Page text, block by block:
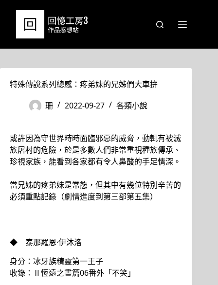
特殊傳說系列總感：疼弟妹的兄姊們大車拚
珊
2022-09-27 各類小說
或許因為守世界時時面臨邪惡的威脅，動輒有被滅
族屠村的危險，於是多數人們非常重視種族傳承、
珍視家族，能看到各家都有令人鼻酸的手足情深。
當兄姊的疼弟妹是常態，但其中有幾位特別辛苦的
必須重點記錄（劇情進度到第三部第五集）
◆ 泰那羅恩·伊沐洛
身分：冰牙族精靈第一王子
收錄：Ⅱ恆遠之晝篇06番外「不笑」